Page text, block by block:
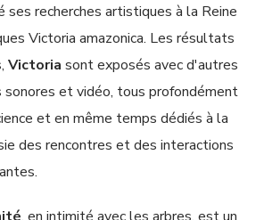
ses recherches artistiques à la Reine
Victoria amazonica. Les résultats
Victoria sont exposés avec d'autres
et vidéo, tous profondément
et en même temps dédiés à la
des rencontres et des interactions